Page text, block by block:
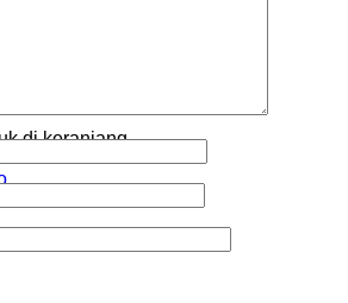
di keranjang.